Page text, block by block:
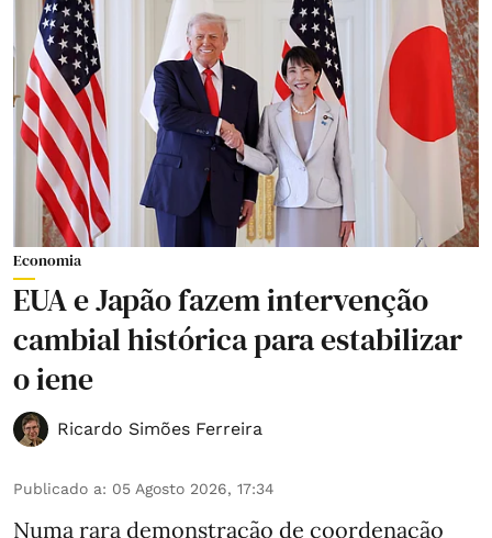
Economia
EUA e Japão fazem intervenção
cambial histórica para estabilizar
o iene
Ricardo Simões Ferreira
Publicado a: 05 Agosto 2026, 17:34
Numa rara demonstração de coordenação